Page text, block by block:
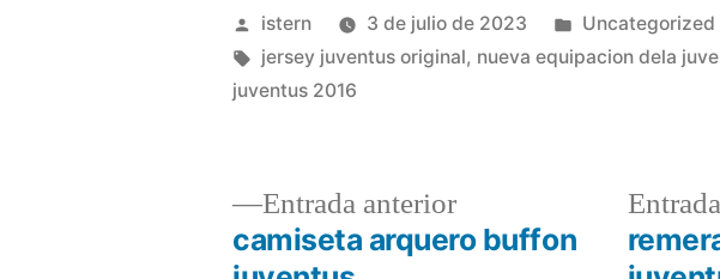
Publicado
por
istern 3 de julio de 2023
Publicado
en
Uncategorized
Etiquetas:
jersey juventus original, nueva equipacion dela
juventus 2016
Entrada anteriorEntrada
anterior:
camiseta arquero buffon